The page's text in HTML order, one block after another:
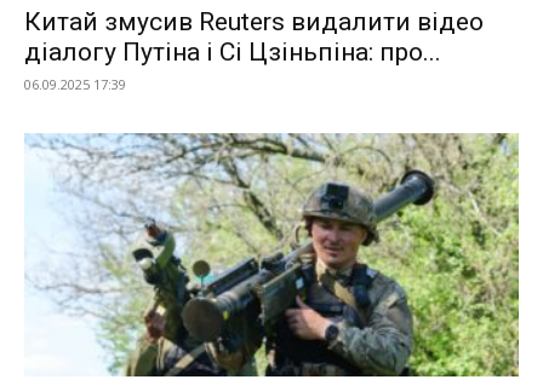
Китай змусив Reuters видалити відео
діалогу Путіна і Сі Цзіньпіна: про...
06.09.2025 17:39